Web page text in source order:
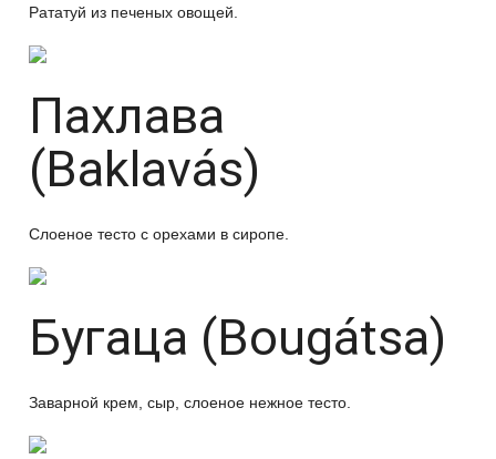
Рататуй из печеных овощей.
Пахлава
(Baklavás)
Слоеное тесто с орехами в сиропе.
Бугаца (Bougátsa)
Заварной крем, сыр, слоеное нежное тесто.